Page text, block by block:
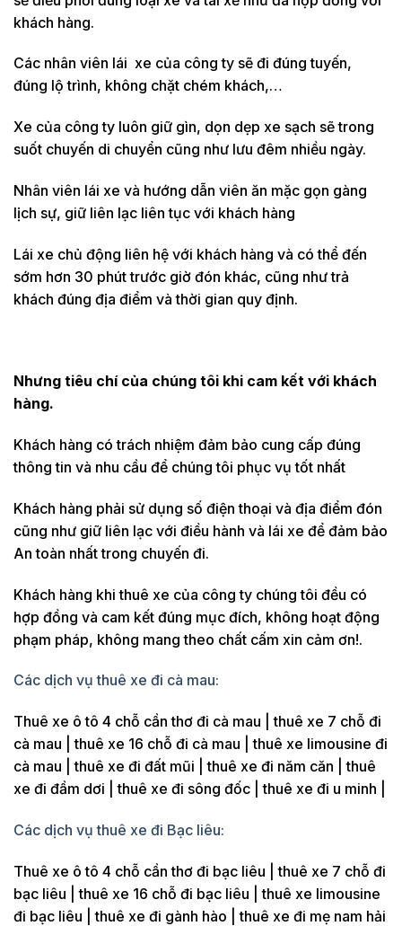
khách hàng.
Các nhân viên lái xe của công ty sẽ đi đúng tuyến,
đúng lộ trình, không chặt chém khách,…
Xe của công ty luôn giữ gìn, dọn dẹp xe sạch sẽ trong
suốt chuyến di chuyển cũng như lưu đêm nhiều ngày.
Nhân viên lái xe và hướng dẫn viên ăn mặc gọn gàng
lịch sự, giữ liên lạc liên tục với khách hàng
Lái xe chủ động liên hệ với khách hàng và có thể đến
sớm hơn 30 phút trước giờ đón khác, cũng như trả
khách đúng địa điểm và thời gian quy định.
Nhưng tiêu chí của chúng tôi khi cam kết với khách
hàng.
Khách hàng có trách nhiệm đảm bảo cung cấp đúng
thông tin và nhu cầu để chúng tôi phục vụ tốt nhất
Khách hàng phải sử dụng số điện thoại và địa điểm đón
cũng như giữ liên lạc với điều hành và lái xe để đảm bảo
An toàn nhất trong chuyến đi.
Khách hàng khi thuê xe của công ty chúng tôi đều có
hợp đồng và cam kết đúng mục đích, không hoạt động
phạm pháp, không mang theo chất cấm xin cảm ơn!.
Các dịch vụ thuê xe đi cà mau:
Thuê xe ô tô 4 chỗ cần thơ đi cà mau | thuê xe 7 chỗ đi
cà mau | thuê xe 16 chỗ đi cà mau | thuê xe limousine đi
cà mau | thuê xe đi đất mũi | thuê xe đi năm căn | thuê
xe đi đầm dơi | thuê xe đi sông đốc | thuê xe đi u minh |
Các dịch vụ thuê xe đi Bạc liêu:
Thuê xe ô tô 4 chỗ cần thơ đi bạc liêu | thuê xe 7 chỗ đi
bạc liêu | thuê xe 16 chỗ đi bạc liêu | thuê xe limousine
đi bạc liêu | thuê xe đi gành hào | thuê xe đi mẹ nam hải